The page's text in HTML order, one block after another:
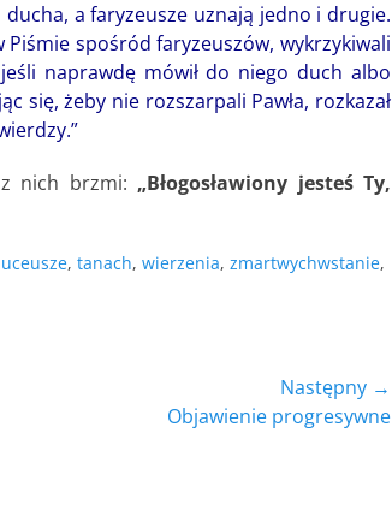
a faryzeusze uznają jedno i drugie.
spośród faryzeuszów, wykrzykiwali
naprawdę mówił do niego duch albo
się, żeby nie rozszarpali Pawła, rozkazał
nich brzmi: „Błogosławiony jesteś Ty,
, tanach, wierzenia, zmartwychwstanie,
Następny →
Objawienie progresywne